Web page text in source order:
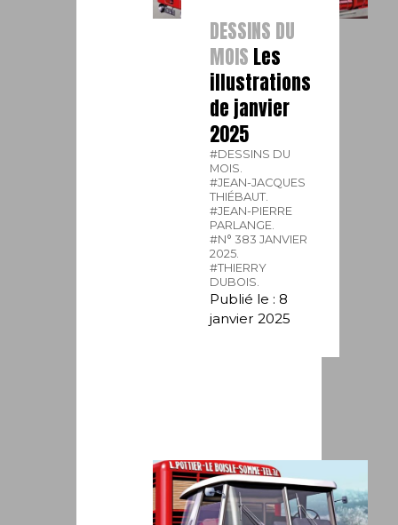
DESSINS DU
MOIS Les
illustrations
de janvier
2025
#DESSINS DU
MOIS.
#JEAN-JACQUES
THIÉBAUT.
#JEAN-PIERRE
PARLANGE.
#N° 383 JANVIER
2025.
#THIERRY
DUBOIS.
Publié le : 8
janvier 2025